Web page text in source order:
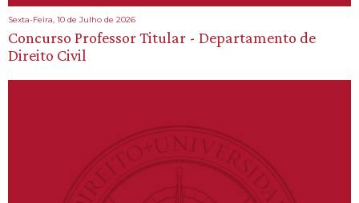
Sexta-Feira, 10 de Julho de 2026
Concurso Professor Titular - Departamento de
Direito Civil